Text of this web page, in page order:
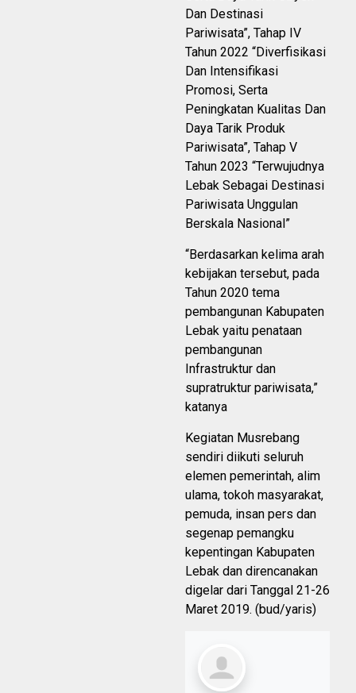
Dan Destinasi
Pariwisata”, Tahap IV
Tahun 2022 “Diverfisikasi
Dan Intensifikasi
Promosi, Serta
Peningkatan Kualitas Dan
Daya Tarik Produk
Pariwisata”, Tahap V
Tahun 2023 “Terwujudnya
Lebak Sebagai Destinasi
Pariwisata Unggulan
Berskala Nasional”
“Berdasarkan kelima arah
kebijakan tersebut, pada
Tahun 2020 tema
pembangunan Kabupaten
Lebak yaitu penataan
pembangunan
Infrastruktur dan
supratruktur pariwisata,”
katanya
Kegiatan Musrebang
sendiri diikuti seluruh
elemen pemerintah, alim
ulama, tokoh masyarakat,
pemuda, insan pers dan
segenap pemangku
kepentingan Kabupaten
Lebak dan direncanakan
digelar dari Tanggal 21-26
Maret 2019. (bud/yaris)